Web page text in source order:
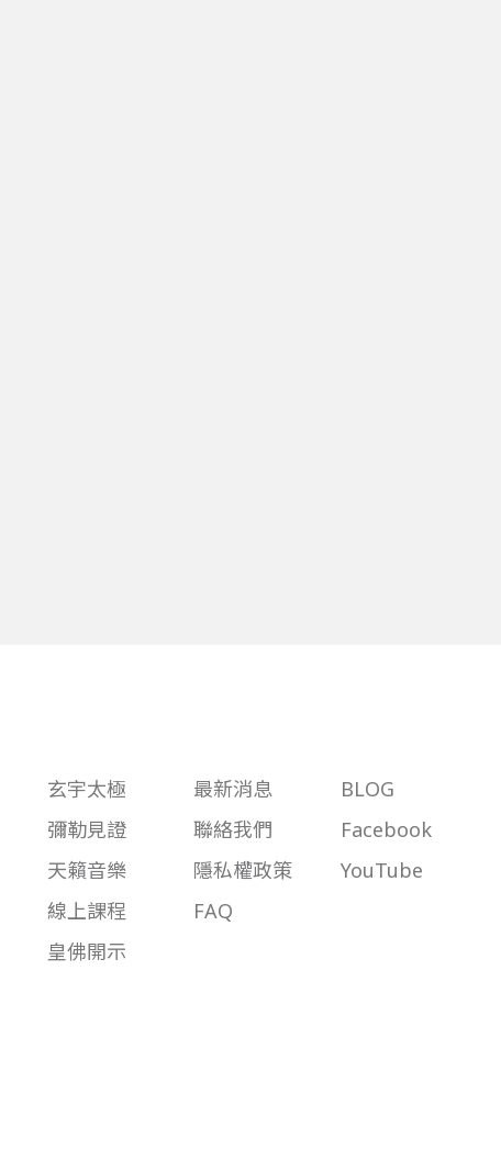
玄宇太極
彌勒見證
天籟音樂
線上課程
皇佛開示
最新消息
聯絡我們
隱私權政策
FAQ
BLOG
Facebook
YouTube